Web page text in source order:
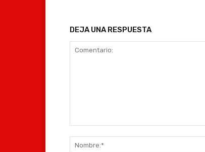
DEJA UNA RESPUESTA